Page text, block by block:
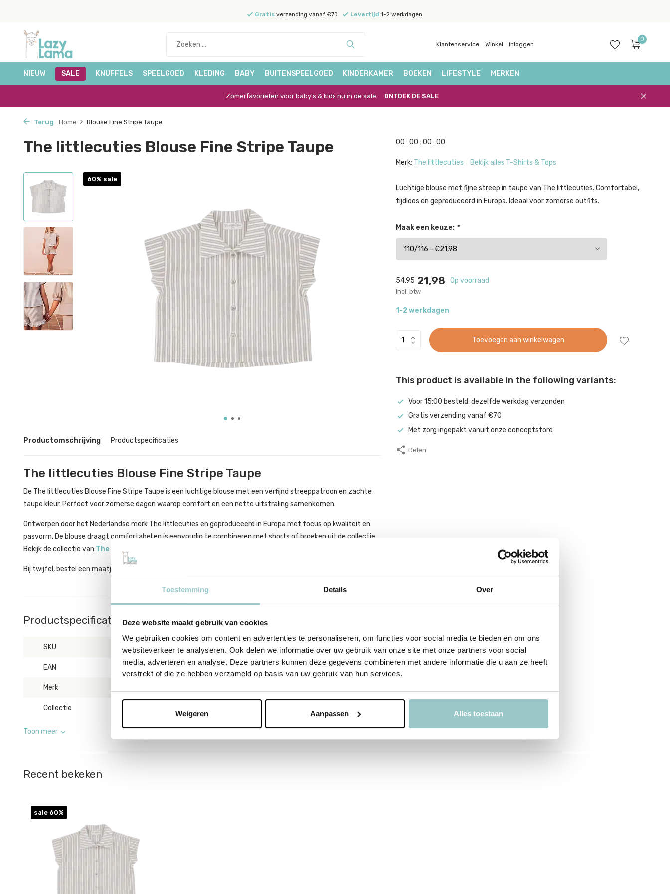
Toestemming Details Over
Deze website maakt gebruik van cookies
We gebruiken cookies om content en advertenties te personaliseren, om functies voor social media te bieden en om ons
websiteverkeer te analyseren. Ook delen we informatie over uw gebruik van onze site met onze partners voor social
media, adverteren en analyse. Deze partners kunnen deze gegevens combineren met andere informatie die u aan ze heeft
verstrekt of die ze hebben verzameld op basis van uw gebruik van hun services.
Weigeren Aanpassen Alles toestaan
Gratisverzending vanaf €70 Levertijd 1-2 werkdagen
Klantenservice Winkel Inloggen
0
NIEUW SALE KNUFFELS SPEELGOED KLEDING BABY BUITENSPEELGOED KINDERKAMER BOEKEN LIFESTYLE MERKEN
Zomerfavorieten voor baby's & kids nu in de sale ONTDEK DE SALE
Terug Home Blouse Fine Stripe Taupe
The littlecuties Blouse Fine Stripe Taupe
60% sale
Productomschrijving Productspecificaties
The littlecuties Blouse Fine Stripe Taupe
De The littlecuties Blouse Fine Stripe Taupe is een luchtige blouse met een verfijnd streeppatroon en zachte
taupe kleur. Perfect voor zomerse dagen waarop comfort en een nette uitstraling samenkomen.
Ontworpen door het Nederlandse merk The littlecuties en geproduceerd in Europa met focus op kwaliteit en
pasvorm. De blouse draagt comfortabel en is eenvoudig te combineren met shorts of broeken uit de collectie.
Bekijk de collectie van The littlecuties
Bij twijfel, bestel een maatje groter!
Productspecificaties
SKU 174
EAN 8721463300880
Merk
Collectie
Toon meer
00 : 00 : 00 : 00
Merk: The littlecuties Bekijk alles T-Shirts & Tops
Luchtige blouse met fijne streep in taupe van The littlecuties. Comfortabel,
tijdloos en geproduceerd in Europa. Ideaal voor zomerse outfits.
Maak een keuze: *
54,95 21,98 Op voorraad
Incl. btw
1-2 werkdagen
Toevoegen aan winkelwagen
This product is available in the following variants:
Voor 15:00 besteld, dezelfde werkdag verzonden
Gratis verzending vanaf €70
Met zorg ingepakt vanuit onze conceptstore
Delen
Recent bekeken
sale 60%